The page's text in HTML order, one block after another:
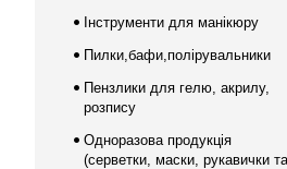
Інструменти для манікюру
Пилки,бафи,полірувальники
Пензлики для гелю, акрилу,
розпису
Одноразова продукція
(серветки, маски, рукавички та